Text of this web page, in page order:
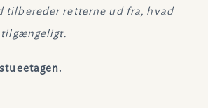
tilbereder retterne ud fra, hvad
tilgængeligt.